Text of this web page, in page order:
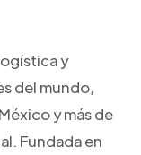
y
del mundo,
y más de
Fundada en